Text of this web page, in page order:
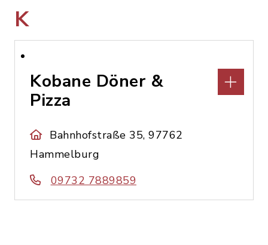
K
Kobane Döner &
Pizza
Bahnhofstraße 35, 97762
Hammelburg
09732 7889859